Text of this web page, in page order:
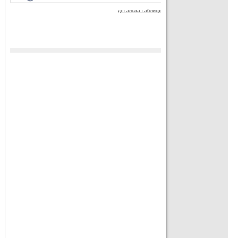
детальна таблиця